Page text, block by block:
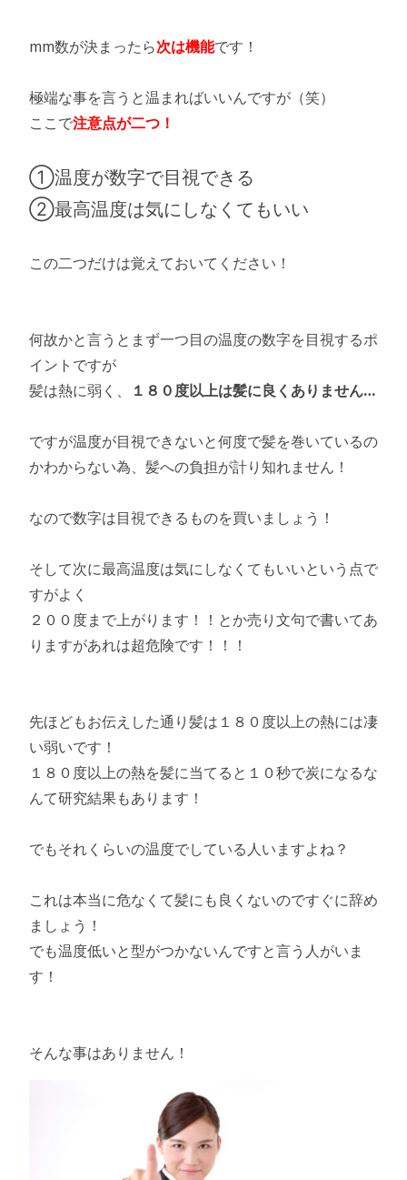
mm数が決まったら次は機能です！
極端な事を言うと温まればいいんですが（笑）
ここで注意点が二つ！
①温度が数字で目視できる
②最高温度は気にしなくてもいい
この二つだけは覚えておいてください！
何故かと言うとまず一つ目の温度の数字を目視するポ
イントですが
髪は熱に弱く、
１８０度以上は髪に良くありません…
ですが温度が目視できないと何度で髪を巻いているの
かわからない為、髪への負担が計り知れません！
なので数字は目視できるものを買いましょう！
そして次に最高温度は気にしなくてもいいという点で
すがよく
２００度まで上がります！！とか売り文句で書いてあ
りますがあれは超危険です！！！
先ほどもお伝えした通り髪は１８０度以上の熱には凄
い弱いです！
１８０度以上の熱を髪に当てると１０秒で炭になるな
んて研究結果もあります！
でもそれくらいの温度でしている人いますよね？
これは本当に危なくて髪にも良くないのですぐに辞め
ましょう！
でも温度低いと型がつかないんですと言う人がいま
す！
そんな事はありません！